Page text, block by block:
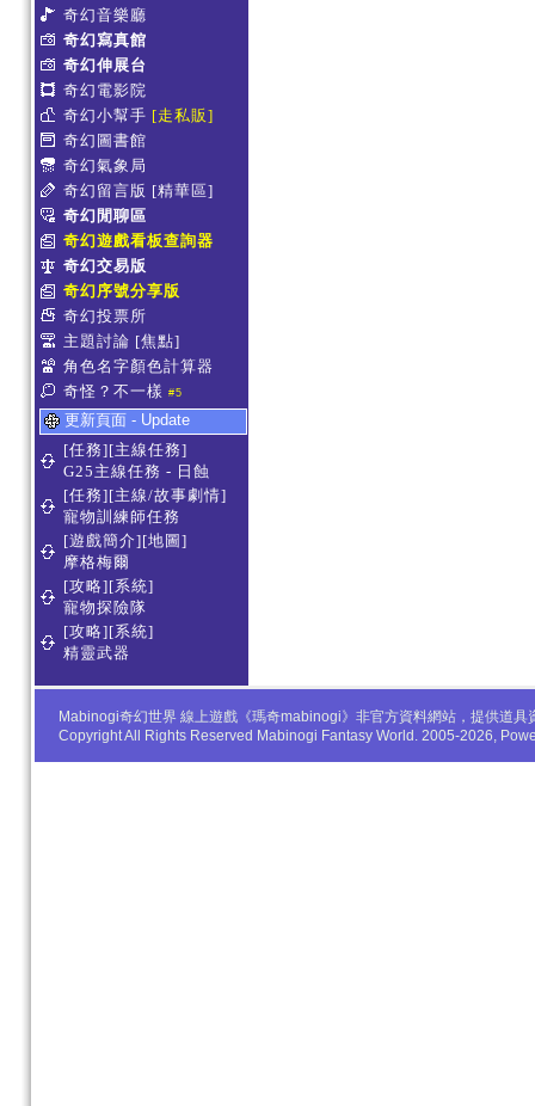
奇幻音樂廳
奇幻寫真館
奇幻伸展台
奇幻電影院
奇幻小幫手 [走私販]
奇幻圖書館
奇幻氣象局
奇幻留言版 [精華區]
奇幻閒聊區
奇幻遊戲看板查詢器
奇幻交易版
奇幻序號分享版
奇幻投票所
主題討論 [焦點]
角色名字顏色計算器
奇怪？不一樣 #5
更新頁面 - Update
[任務][主線任務]
G25主線任務 - 日蝕
[任務][主線/故事劇情]
寵物訓練師任務
[遊戲簡介][地圖]
摩格梅爾
[攻略][系統]
寵物探險隊
[攻略][系統]
精靈武器
Mabinogi奇幻世界 線上遊戲《瑪奇mabinogi》非官方資料網站，提供道
Copyright All Rights Reserved Mabinogi Fantasy World. 2005-2026,